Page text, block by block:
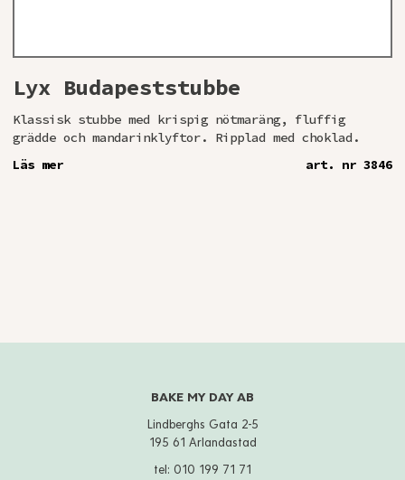
Lyx Budapeststubbe
Klassisk stubbe med krispig nötmaräng, fluffig
grädde och mandarinklyftor. Ripplad med choklad.
Läs mer
art. nr 3846
BAKE MY DAY AB
Lindberghs Gata 2-5
195 61 Arlandastad
tel: 010 199 71 71